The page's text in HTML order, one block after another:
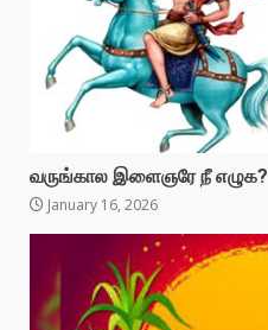
வருங்கால இளைஞரே நீ எழுக?
January 16, 2026